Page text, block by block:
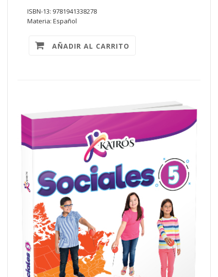
ISBN-13: 9781941338278
Materia: Español
AÑADIR AL CARRITO